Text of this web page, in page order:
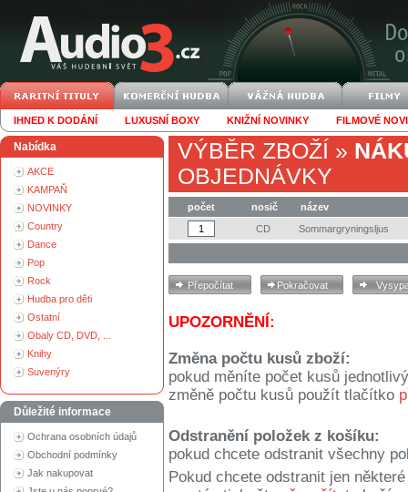
IHNED K DODÁNÍ LUXUSNÍ BOXY KNIŽNÍ NOVINKY FILMOVÉ
Nabídka
AKCE
KAMPAŇ
NOVINKY
Country
Dance
Pop
Rock
Hudba pro děti
Ostatní
Obaly CD, DVD, ...
Knihy
Suvenýry
Důležité informace
Ochrana osobních údajů
Obchodní podmínky
Jak nakupovat
VÝBĚR ZBOŽÍ »
OBJEDNÁVKY
počet nosič
název
CD
Sommargryningsljus
UPOZORNĚNÍ:
Změna počtu kusů zboží:
pokud měníte počet kusů
změně počtu kusů použít tlačítko
Odstranění položek z košíku:
pokud chcete odstranit všechny
Pokud chcete odstranit jen